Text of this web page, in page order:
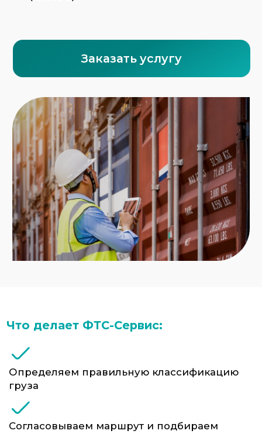
маркировкой IMDG и соблюдением
Автомобильные перевозки по России и
ТС и обученными водителями
Виды транспорта для
Гарантируем строгий контроль на
каждом этапе — от погрузки до
выгрузки
Соблюдаем требования к упаковке,
маркировке и фиксации
Обеспечиваем допуск транспорта и
водителей к перевозке ОГ
Оформляем все разрешения, лицензии,
инструкции по безопасности
Определяем правильную классификацию
груза